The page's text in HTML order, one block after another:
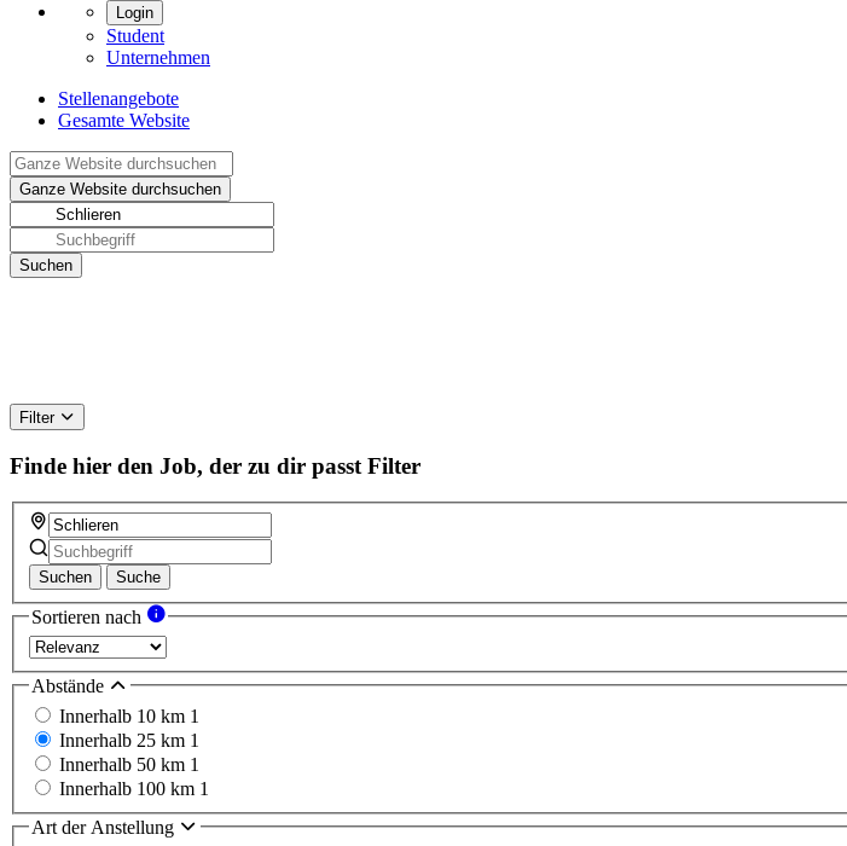
Login
Student
Unternehmen
Stellenangebote
Gesamte Website
Filter
Finde hier den Job, der zu dir passt Filter
Suchen Suche
Sortieren nach
Abstände
Innerhalb 10 km 1
Innerhalb 25 km 1
Innerhalb 50 km 1
Innerhalb 100 km 1
Art der Anstellung